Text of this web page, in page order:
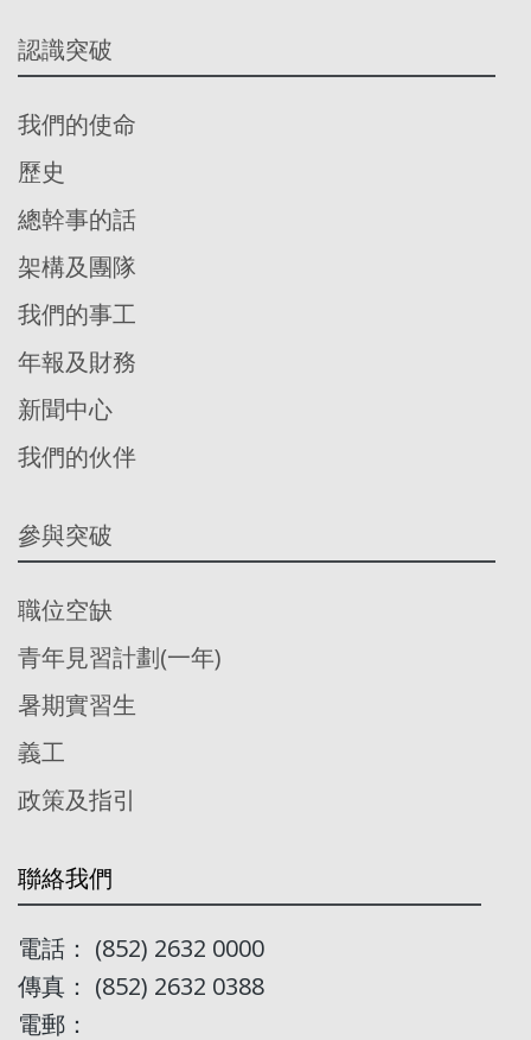
認識突破
我們的使命
歷史
總幹事的話
架構及團隊
我們的事工
年報及財務
新聞中心
我們的伙伴
參與突破
職位空缺
青年見習計劃(一年)
暑期實習生
義工
政策及指引
聯絡我們
電話： (852) 2632 0000
傳真： (852) 2632 0388
電郵：